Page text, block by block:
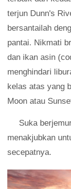
terjun Dunn's
bersantailah
pantai. Nikmati
dan ikan asin
menghindari
kelas atas yang
Moon atau
Suka
menakjubkan
secepatnya.